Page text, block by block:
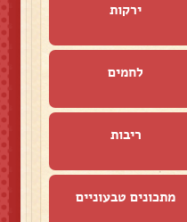
ירקות
לחמים
ריבות
מתכונים טבעוניים